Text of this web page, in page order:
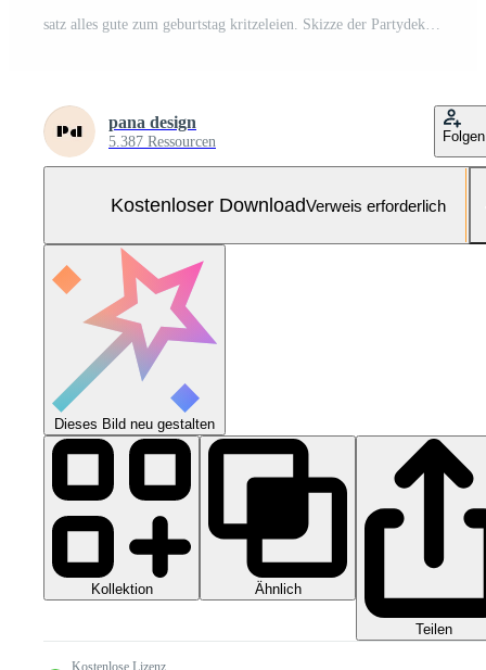
satz alles gute zum geburtstag kritzeleien. Skizze der Partydekoration, Geschenkbox, Kuchen, Partyhüte. hand gezeichnete vektorillustration lokalisiert auf weißem hintergrund. Kostenloser Vektor und Kostenloses SVG
pana design
5.387 Ressourcen Folgen
Kostenloser DownloadVerweis erforderlich
Dieses Bild neu gestalten
Kollektion Ähnlich
Teilen
Kostenlose Lizenz